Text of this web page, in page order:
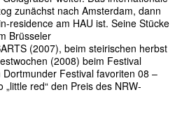
zunächst nach Amsterdam, dann
residence am HAU ist. Seine Stücke
Brüsseler
(2007), beim steirischen herbst
(2008) beim Festival
Festival favoriten 08 –
red“ den Preis des NRW-